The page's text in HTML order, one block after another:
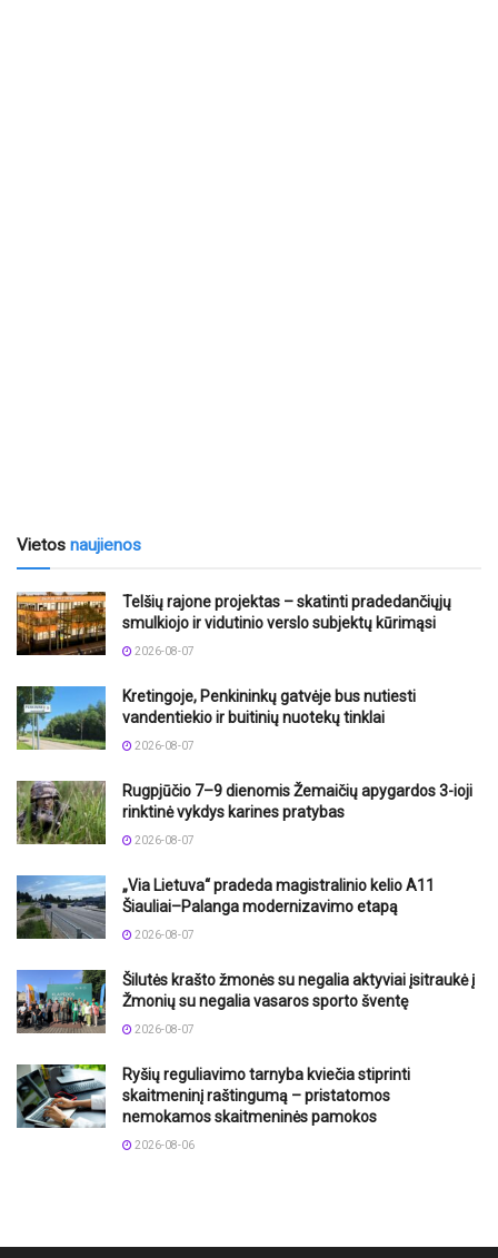
Vietos naujienos
Telšių rajone projektas – skatinti pradedančiųjų
smulkiojo ir vidutinio verslo subjektų kūrimąsi
2026-08-07
Kretingoje, Penkininkų gatvėje bus nutiesti
vandentiekio ir buitinių nuotekų tinklai
2026-08-07
Rugpjūčio 7–9 dienomis Žemaičių apygardos 3-ioji
rinktinė vykdys karines pratybas
2026-08-07
„Via Lietuva“ pradeda magistralinio kelio A11
Šiauliai–Palanga modernizavimo etapą
2026-08-07
Šilutės krašto žmonės su negalia aktyviai įsitraukė į
Žmonių su negalia vasaros sporto šventę
2026-08-07
Ryšių reguliavimo tarnyba kviečia stiprinti
skaitmeninį raštingumą – pristatomos
nemokamos skaitmeninės pamokos
2026-08-06